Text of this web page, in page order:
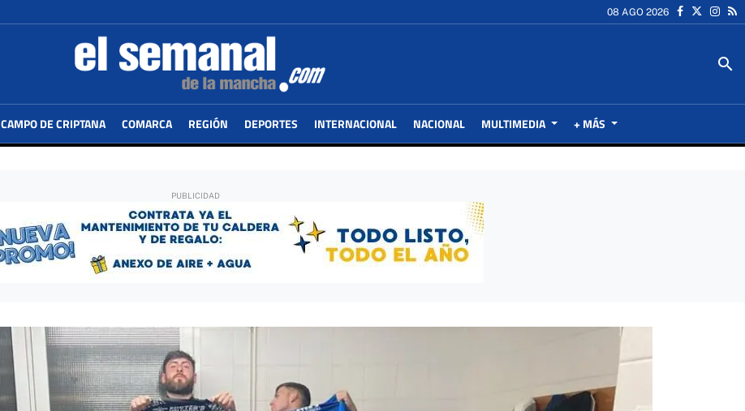
08 AGO 2026
search
CAMPO DE CRIPTANA COMARCA REGIÓN DEPORTES INTERNACIONAL NACIONAL MULTIMEDIA + MÁS